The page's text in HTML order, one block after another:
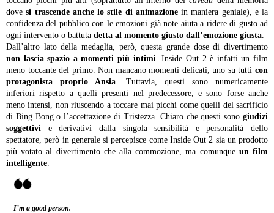
dovesi trascende anche lo stile di animazionein maniera geniale), e la
confidenza del pubblico con le emozioni già note aiuta a ridere di gusto ad
ogni intervento o battuta detta al momento giusto dall’emozione giusta.
Dall’altro lato della medaglia, però, questa grande dose di divertimento
non lascia spazio a momenti più intimi. Inside Out 2 è infatti un film
meno toccante del primo. Non mancano momenti delicati, uno su tutti con
protagonista proprio Ansia. Tuttavia, questi sono numericamente
inferiori rispetto a quelli presenti nel predecessore, e sono forse anche
meno intensi, non riuscendo a toccare mai picchi come quelli del sacrificio
di Bing Bong o l’accettazione di Tristezza. Chiaro che questi sono giudizi
soggettivi e derivativi dalla singola sensibilità e personalità dello
spettatore, però in generale si percepisce come Inside Out 2 sia un prodotto
più votato al divertimento che alla commozione, ma comunque un film
intelligente.
I’m a good person.